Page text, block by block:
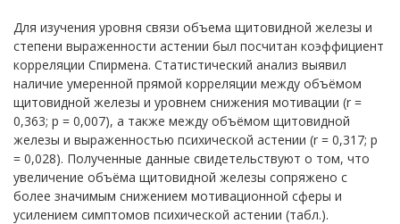
Для изучения уровня связи объема щитовидной железы и
степени выраженности астении был посчитан коэффициент
корреляции Спирмена. Статистический анализ выявил
наличие умеренной прямой корреляции между объёмом
щитовидной железы и уровнем снижения мотивации (r =
0,363; p = 0,007), а также между объёмом щитовидной
железы и выраженностью психической астении (r = 0,317; p
= 0,028). Полученные данные свидетельствуют о том, что
увеличение объёма щитовидной железы сопряжено с
более значимым снижением мотивационной сферы и
усилением симптомов психической астении (табл.).